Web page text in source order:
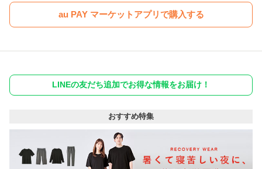
au PAY マーケットアプリで購入する
LINEの友だち追加でお得な情報をお届け！
おすすめ特集